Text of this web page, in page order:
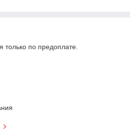
только по предоплате.